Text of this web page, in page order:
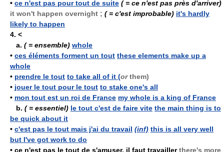
• ce n'est pas pour tout de suite ( = ce n'est pas près d'arriver)
it won't happen overnight ; ( = c'est improbable) it's hardly
likely to happen
4. <
a. ( = ensemble) whole
• ces éléments forment un tout these elements make up a
whole
• prendre le tout to take all of it (orthem)
• jouer le tout pour le tout to stake one's all
• mon tout est un roi de France my whole is a king of France
b. ( = essentiel) le tout c'est de faire vite the main thing is to
be quick about it
• c'est pas le tout mais j'ai du travail (inf) this is all very well
but I've got work to do
• ce n'est pas le tout de s'amuser, il faut travaillerthere's more